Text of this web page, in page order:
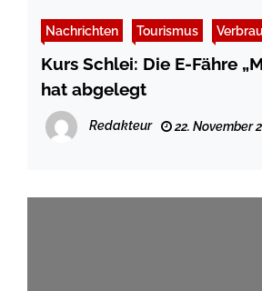
Nachrichten Tourismus
Kurs Schlei: Die E-Fähre
hat abgelegt
Redakteur 22. November